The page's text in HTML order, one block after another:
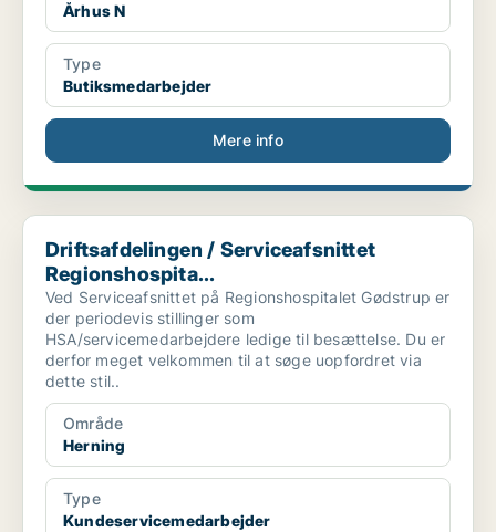
Århus N
Type
Butiksmedarbejder
Mere info
Driftsafdelingen / Serviceafsnittet Regionshospita...
Driftsafdelingen / Serviceafsnittet
Regionshospita...
Ved Serviceafsnittet på Regionshospitalet Gødstrup er
der periodevis stillinger som
HSA/servicemedarbejdere ledige til besættelse. Du er
derfor meget velkommen til at søge uopfordret via
dette stil..
Område
Herning
Type
Kundeservicemedarbejder